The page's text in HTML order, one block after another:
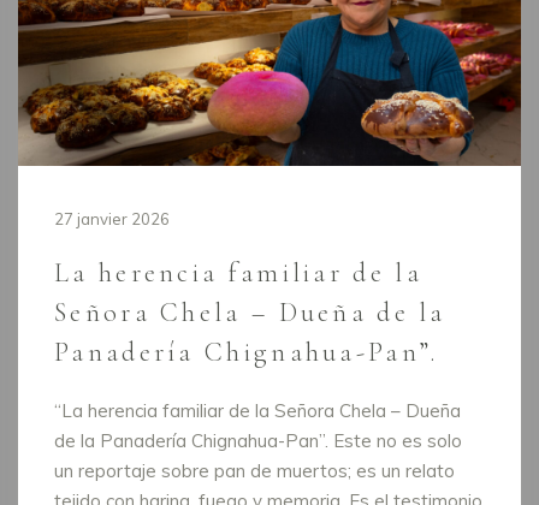
27 janvier 2026
La herencia familiar de la
Señora Chela – Dueña de la
Panadería Chignahua-Pan”.
“La herencia familiar de la Señora Chela – Dueña
de la Panadería Chignahua-Pan”. Este no es solo
un reportaje sobre pan de muertos; es un relato